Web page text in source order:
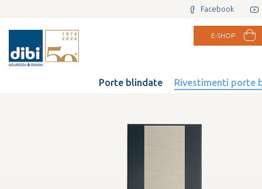
Facebook
E-SHOP
Porte blindate Rivestimenti porte